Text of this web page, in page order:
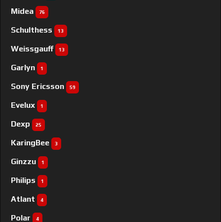
Midea 76
Schulthess 13
Weissgauff 13
Garlyn 1
Sony Ericsson 59
Evelux 1
Dexp 25
KaringBee 3
Ginzzu 1
Philips 1
Atlant 4
Polar 4